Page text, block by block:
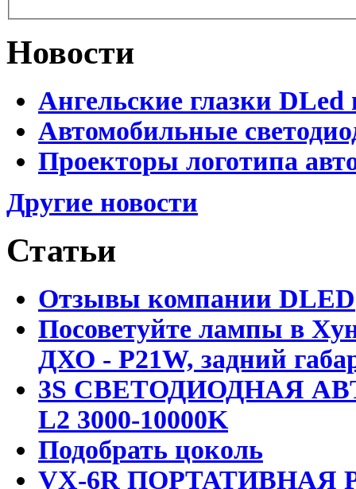
Новости
Ангельские глазки DLed
Автомобильные
Проекторы логотипа
Другие новости
Статьи
Отзывы компании DLED
Посоветуйте лампы в
ДХО - P21W, задний
3S СВЕТОДИОДНАЯ
L2 3000-10000K
Подобрать цоколь
VX-6R ПОРТАТИВНАЯ